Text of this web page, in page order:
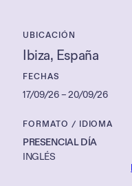
UBICACIÓN
Ibiza, España
FECHAS
17/09/26 –20/09/26
FORMATO / IDIOMA
PRESENCIAL DÍA
INGLÉS